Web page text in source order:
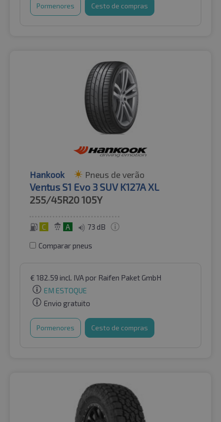
Pormenores Cesto de compras
Hankook Pneus de verão
Ventus S1 Evo 3 SUV K127A XL
255/45R20105Y
C A 73 dB
Comparar pneus
€ 182.59 incl. IVApor Raifen Paket GmbH
EM ESTOQUE
Envio gratuito
Pormenores Cesto de compras